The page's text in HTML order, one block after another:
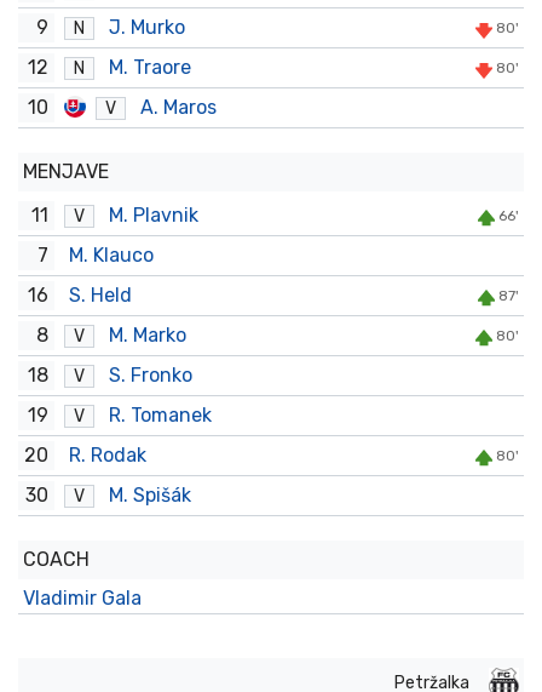
9 N J. Murko 80'
12 N M. Traore 80'
10 V A. Maros
MENJAVE
11
V M. Plavnik 66'
7
M. Klauco
16
S. Held 87'
8 V M. Marko 80'
18 V
S. Fronko
19
V
R. Tomanek
20
R. Rodak 80'
30 V M. Spišák
COACH
Vladimir Gala
Petržalka